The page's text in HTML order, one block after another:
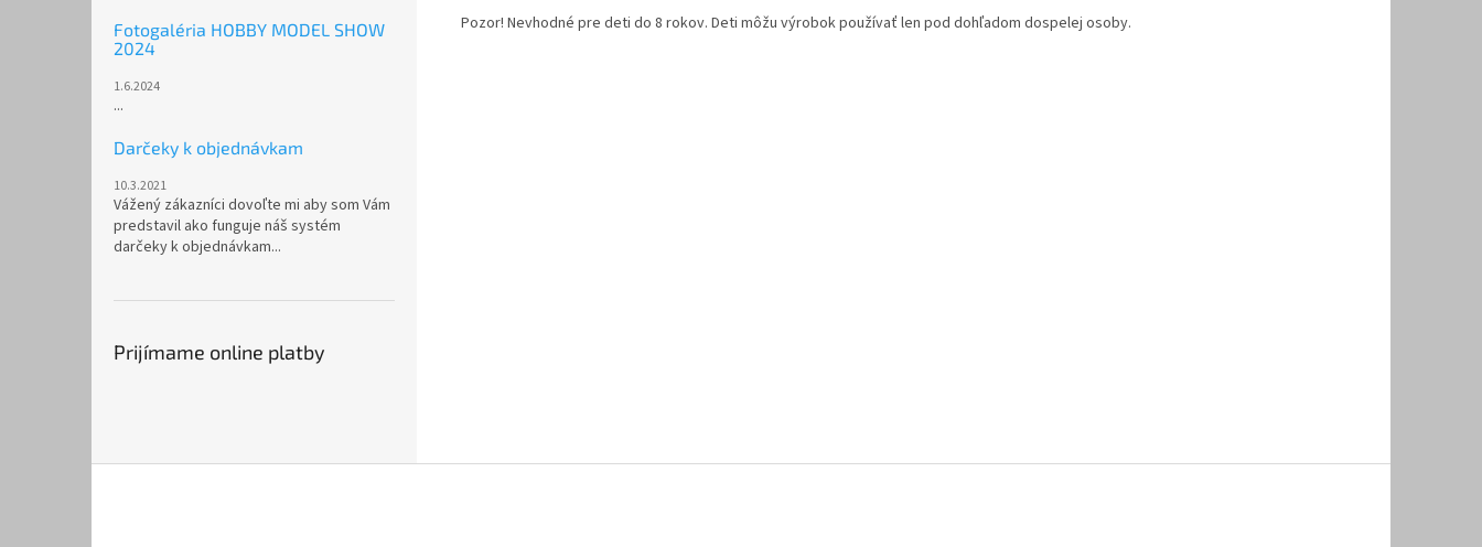
Fotogaléria HOBBY MODEL SHOW
2024
1.6.2024
...
Darčeky k objednávkam
10.3.2021
Vážený zákazníci dovoľte mi aby som Vám
predstavil ako funguje náš systém
darčeky k objednávkam...
Prijímame online platby
Pozor! Nevhodné pre deti do 8 rokov. Deti môžu výrobok používať len pod dohľadom dospelej osoby.